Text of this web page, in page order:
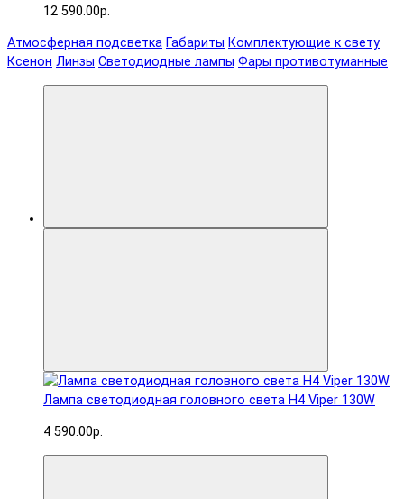
12 590.00р.
Атмосферная подсветка Габариты Комплектующие к свету
Ксенон Линзы Светодиодные лампы Фары противотуманные
Лампа светодиодная головного света H4 Viper 130W
4 590.00р.